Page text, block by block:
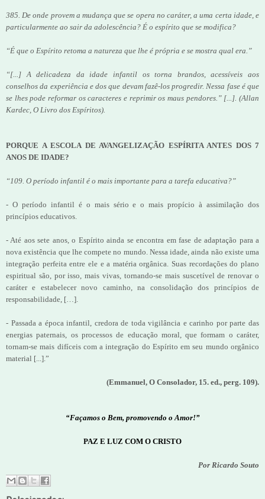
385. De onde provem a mudança que se opera no caráter, a uma certa idade, e
particularmente ao sair da adolescência? É o espírito que se modifica?
“É que o Espírito retoma a natureza que lhe é própria e se mostra qual era.”
“[...] A delicadeza da idade infantil os torna brandos, acessíveis aos
conselhos da experiência e dos que devam fazê-los progredir. Nessa fase é que
se lhes pode reformar os caracteres e reprimir os maus pendores.” [...]. (Allan
Kardec, O Livro dos Espíritos).
PORQUE A ESCOLA DE AVANGELIZAÇÃO ESPÍRITA ANTES DOS 7
ANOS DE IDADE?
“109. O período infantil é o mais importante para a tarefa educativa?”
- O período infantil é o mais sério e o mais propício à assimilação dos
princípios educativos.
- Até aos sete anos, o Espírito ainda se encontra em fase de adaptação para a
nova existência que lhe compete no mundo. Nessa idade, ainda não existe uma
integração perfeita entre ele e a matéria orgânica. Suas recordações do plano
espiritual são, por isso, mais vivas, tornando-se mais suscetível de renovar o
caráter e estabelecer novo caminho, na consolidação dos princípios de
responsabilidade, […].
- Passada a época infantil, credora de toda vigilância e carinho por parte das
energias paternais, os processos de educação moral, que formam o caráter,
tornam-se mais difíceis com a integração do Espírito em seu mundo orgânico
material [...].”
(Emmanuel, O Consolador, 15. ed., perg. 109).
“Façamos o Bem, promovendo o Amor!”
PAZ E LUZ COM O CRISTO
Por Ricardo Souto